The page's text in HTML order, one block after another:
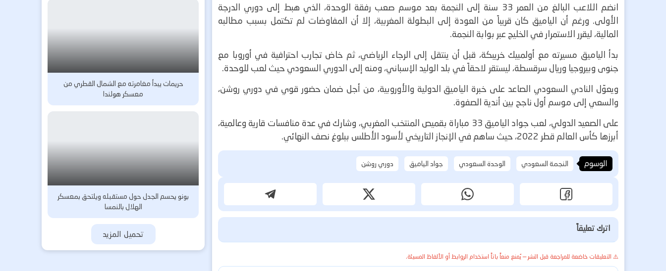
انضم اللاعب البالغ من العمر 33 سنة إلى النجمة بعد موسم صعب رفقة الوحدة، الذي هبط إلى دوري الدرجة
الأولى. ورغم أن الياميق كان قريباً من العودة إلى البطولة المغربية، إلا أن المفاوضات لم تكتمل بسبب مطالبه
المالية، ليقرر الاستمرار في الخليج عبر بوابة النجمة.
بدأ الياميق مسيرته مع أولمبيك خريبكة، قبل أن ينتقل إلى الرجاء الرياضي، ثم خاض تجارب احترافية في أوروبا مع
جنوى وبيروجيا وريال سرقسطة، ليستقر لاحقاً في بلد الوليد الإسباني، ومنه إلى الدوري السعودي حيث لعب للوحدة.
ويعوّل النادي السعودي الصاعد على خبرة الياميق الدولية والأوروبية، من أجل ضمان حضور قوي في دوري روشن،
والسعي إلى موسم أول ناجح بين أندية الصفوة.
على الصعيد الدولي، لعب جواد الياميق 33 مباراة بقميص المنتخب المغربي، وشارك في عدة منافسات قارية وعالمية،
أبرزها كأس العالم قطر 2022، حيث ساهم في الإنجاز التاريخي لأسود الأطلس ببلوغ نصف النهائي.
الوسوم النجمة السعودي الوحدة السعودي جواد الياميق دوري روشن
اترك تعليقاً
⚠️ التعليقات خاضعة للمراجعة قبل النشر — يُمنع منعاً باتاً استخدام الروابط أو الألفاظ المسيئة.
حريمات يبدأ مغامرته مع الشمال القطري من
معسكر هولندا
بونو يحسم الجدل حول مستقبله ويلتحق بمعسكر
الهلال بالنمسا
تحميل المزيد